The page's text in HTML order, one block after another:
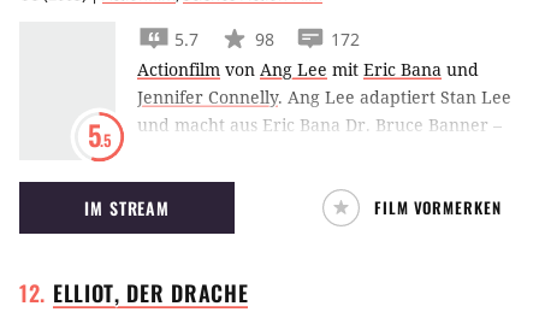
5.5
5.7 98
172
Actionfilm von Ang Lee mit Eric Bana und
Jennifer Connelly. Ang Lee adaptiert Stan Lee
und macht aus Eric Bana Dr. Bruce Banner –
Marvel-(Anti)Superhelden aller Zeiten.
IM STREAM FILM VORMERKEN
ELLIOT, DER DRACHE